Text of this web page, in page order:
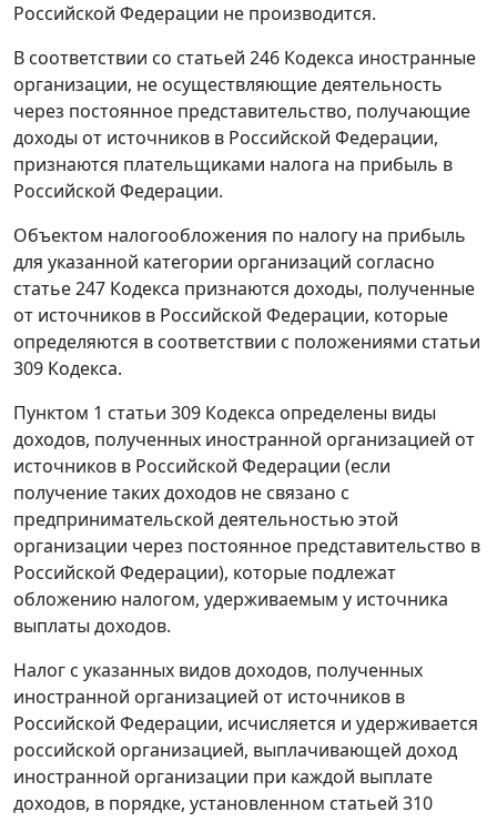
Российской Федерации не производится.
В соответствии со статьей 246 Кодекса иностранные
организации, не осуществляющие деятельность
через постоянное представительство, получающие
доходы от источников в Российской Федерации,
признаются плательщиками налога на прибыль в
Российской Федерации.
Объектом налогообложения по налогу на прибыль
для указанной категории организаций согласно
статье 247 Кодекса признаются доходы, полученные
от источников в Российской Федерации, которые
определяются в соответствии с положениями статьи
309 Кодекса.
Пунктом 1 статьи 309 Кодекса определены виды
доходов, полученных иностранной организацией от
источников в Российской Федерации (если
получение таких доходов не связано с
предпринимательской деятельностью этой
организации через постоянное представительство в
Российской Федерации), которые подлежат
обложению налогом, удерживаемым у источника
выплаты доходов.
Налог с указанных видов доходов, полученных
иностранной организацией от источников в
Российской Федерации, исчисляется и удерживается
российской организацией, выплачивающей доход
иностранной организации при каждой выплате
доходов, в порядке, установленном статьей 310